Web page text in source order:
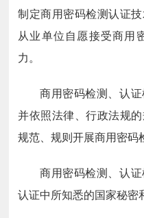
制定商用密码检测认证
从业单位自愿接受商用
力。
商用密码检测、认
并依照法律、行政法规
规范、规则开展商用密码
商用密码检测、认
认证中所知悉的国家秘密